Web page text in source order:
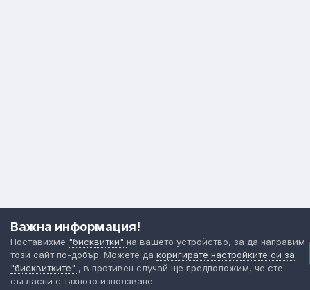
Важна информация!
Поставихме "бисквитки" на вашето устройство, за да направим
този сайт по-добър. Можете да коригирате настройките си за
"бисквитките" , в противен случай ще предположим, че сте
съгласни с тяхното използване.